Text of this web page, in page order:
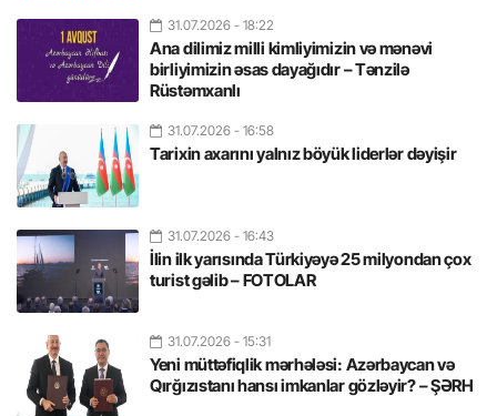
31.07.2026 - 18:22
Ana dilimiz milli kimliyimizin və mənəvi
birliyimizin əsas dayağıdır – Tənzilə
Rüstəmxanlı
31.07.2026 - 16:58
Tarixin axarını yalnız böyük liderlər dəyişir
31.07.2026 - 16:43
İlin ilk yarısında Türkiyəyə 25 milyondan çox
turist gəlib – FOTOLAR
31.07.2026 - 15:31
Yeni müttəfiqlik mərhələsi: Azərbaycan və
Qırğızıstanı hansı imkanlar gözləyir? – ŞƏRH